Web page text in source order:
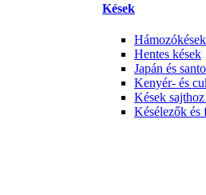
Kések
Hámozókések
Hentes kések
Japán és
Kenyér- és
Kések
Késélezők és